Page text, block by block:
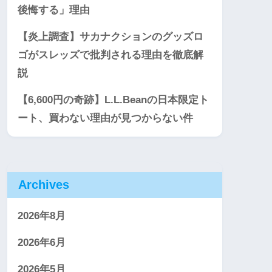
後悔する」理由
【炎上調査】サカナクションのグッズロ
ゴがスレッズで批判される理由を徹底解
説
【6,600円の奇跡】L.L.Beanの日本限定ト
ート、買わない理由が見つからない件
Archives
2026年8月
2026年6月
2026年5月